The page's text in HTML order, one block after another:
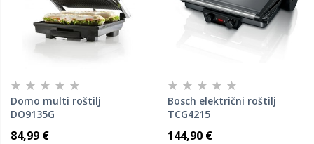
Domo multi roštilj
DO9135G
84,99 €
Bosch električni roštilj
TCG4215
144,90 €